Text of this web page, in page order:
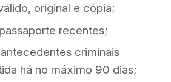
original e cópia;
recentes;
criminais
há no máximo 90 dias;